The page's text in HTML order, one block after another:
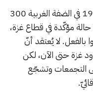
في حين تجاوز عدد المصابين بـِ كوفيد-19 في الضفة الغربية 300
حالة حتى كتابة هذا التقرير، هناك 17 حالة مؤكّدة في قطاع غزة،
لا يُعتقد أنّ
حدود غزة حتى الآن، لكن
التجمعات وتشجّع